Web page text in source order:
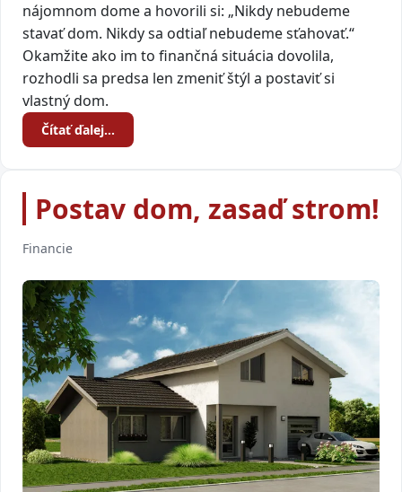
nájomnom dome a hovorili si: „Nikdy nebudeme
stavať dom. Nikdy sa odtiaľ nebudeme sťahovať.“
Okamžite ako im to finančná situácia dovolila,
rozhodli sa predsa len zmeniť štýl a postaviť si
vlastný dom.
Čítať ďalej…
Postav dom, zasaď strom!
Financie